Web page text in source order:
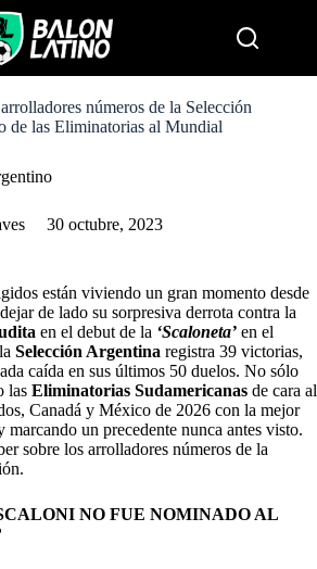
números de la Selección
de las Eliminatorias al Mundial
30 octubre, 2023
están viviendo un gran momento desde
de lado su sorpresiva derrota contra la
en el debut de la ‘Scaloneta’ en el
Selección Argentina registra 39 victorias,
caída en sus últimos 50 duelos. No sólo
las Eliminatorias Sudamericanas de cara al
Canadá y México de 2026 con la mejor
marcando un precedente nunca antes visto.
sobre los arrolladores números de la
NO FUE NOMINADO AL